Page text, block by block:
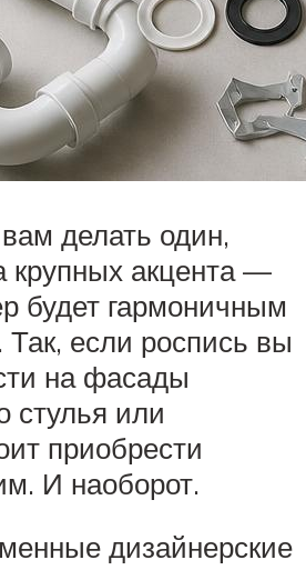
делать один,
крупных акцента —
будет гармоничным
если роспись вы
на фасады
стулья или
приобрести
И наоборот.
дизайнерские